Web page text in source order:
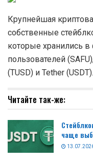
Крупнейшая
собственные
которые хранились
пользователей
(TUSD) и Tether (USDT).
Читайте так-же:
чаще